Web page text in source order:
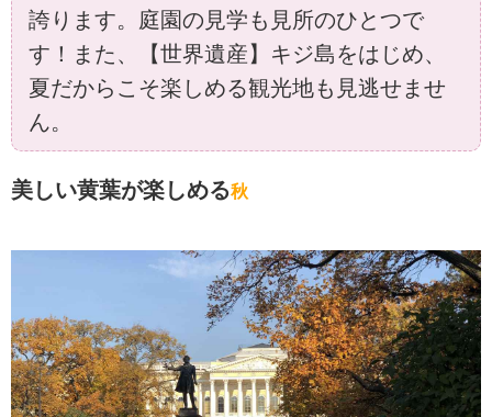
誇ります。庭園の見学も見所のひとつで
す！また、【世界遺産】キジ島をはじめ、
夏だからこそ楽しめる観光地も見逃せませ
ん。
美しい黄葉が楽しめる秋